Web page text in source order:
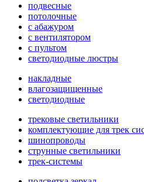
подвесные
потолочные
с абажуром
с вентилятором
с пультом
светодиодные люстры
накладные
влагозащищенные
светодиодные
трековые светильники
комплектующие для трек
шинопроводы
струнные светильники
трек-системы